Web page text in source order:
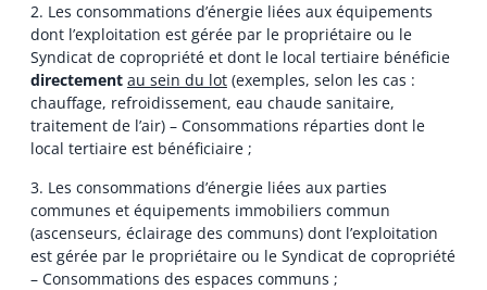
2. Les consommations d’énergie liées aux équipements
dont l’exploitation est gérée par le propriétaire ou le
Syndicat de copropriété et dont le local tertiaire bénéficie
directement au sein du lot(exemples, selon les cas :
chauffage, refroidissement, eau chaude sanitaire,
traitement de l’air) – Consommations réparties dont le
local tertiaire est bénéficiaire ;
3. Les consommations d’énergie liées aux parties
communes et équipements immobiliers commun
(ascenseurs, éclairage des communs) dont l’exploitation
est gérée par le propriétaire ou le Syndicat de copropriété
– Consommations des espaces communs ;